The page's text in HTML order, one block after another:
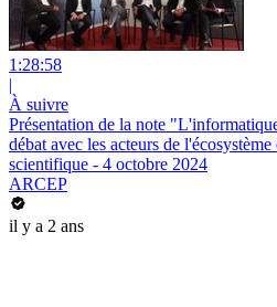
1:28:58
|
À suivre
Présentation de la note
débat avec les acteurs de
scientifique - 4 octobre 2024
ARCEP
il y a 2 ans